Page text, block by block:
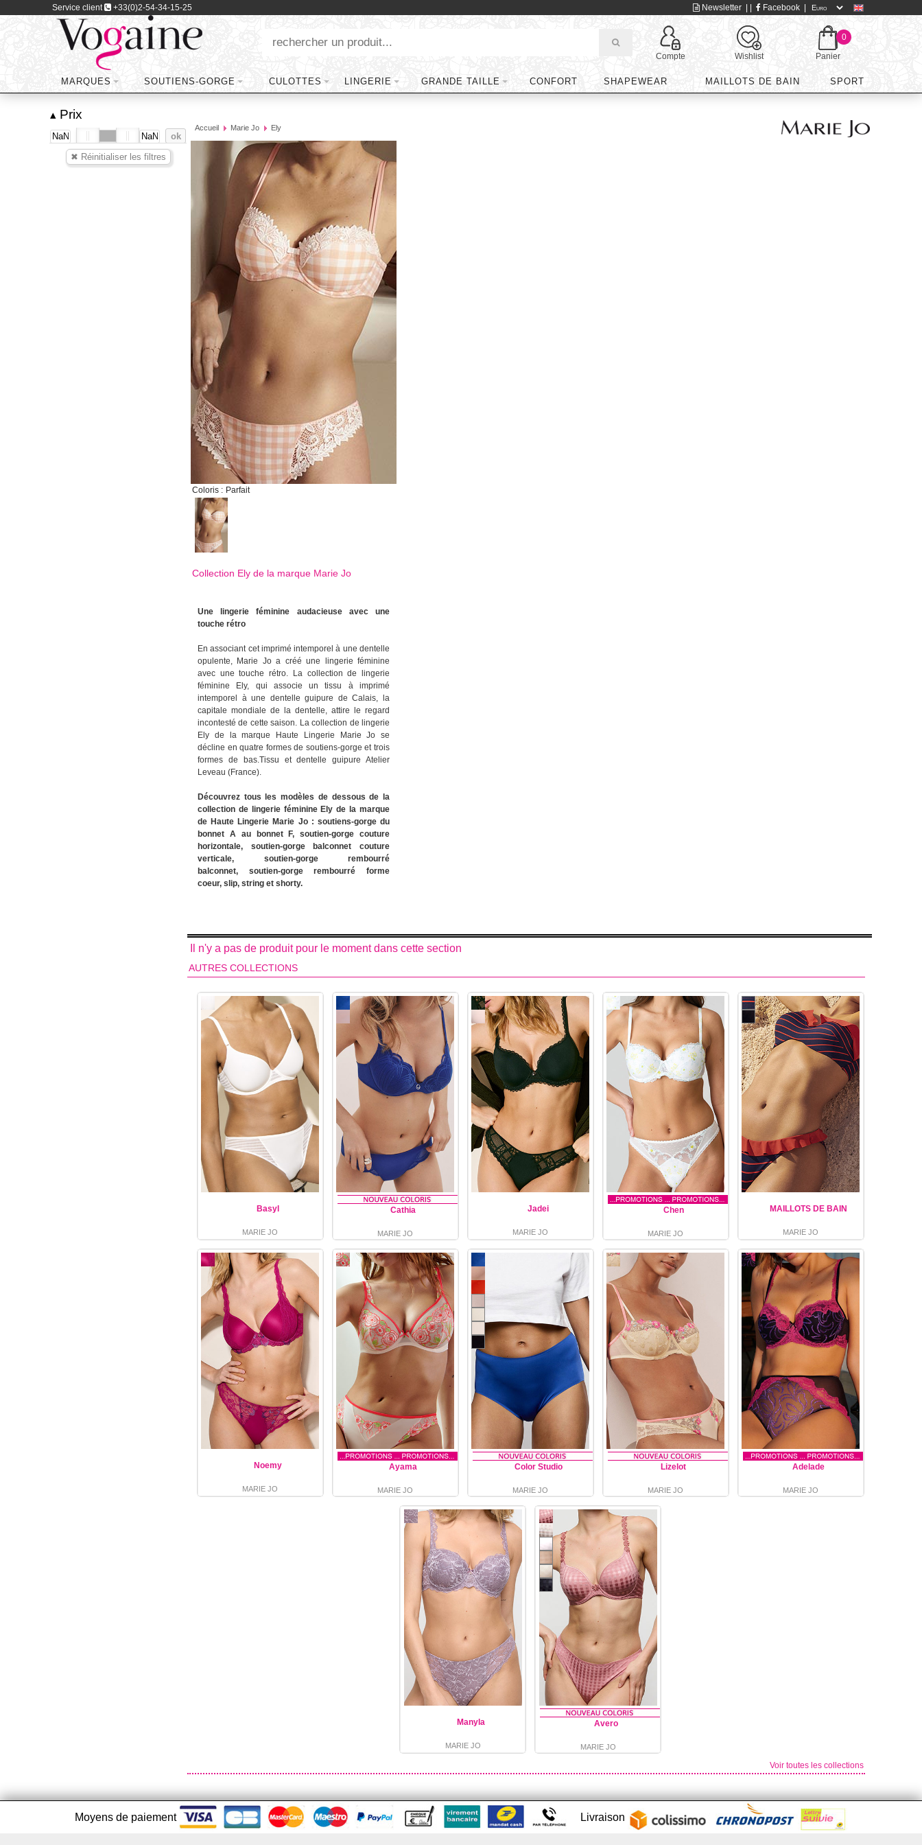
Service client +33(0)2-54-34-15-25 Newsletter Facebook
Compte Wishlist
0
Panier
MARQUES SOUTIENS-GORGE CULOTTES LINGERIE GRANDE TAILLE CONFORT SHAPEWEAR MAILLOTS DE BAIN SPORT
▴ Prix
Accueil Marie Jo Ely
Coloris : Parfait
Collection Ely de la marque Marie Jo
Une lingerie féminine audacieuse avec une
touche rétro
En associant cet imprimé intemporel à une dentelle
opulente, Marie Jo a créé une lingerie féminine
avec une touche rétro. La collection de lingerie
féminine Ely, qui associe un tissu à imprimé
intemporel à une dentelle guipure de Calais, la
capitale mondiale de la dentelle, attire le regard
incontesté de cette saison. La collection de lingerie
Ely de la marque Haute Lingerie Marie Jo se
décline en quatre formes de soutiens-gorge et trois
formes de bas.Tissu et dentelle guipure Atelier
Leveau (France).
Découvrez tous les modèles de dessous de la
collection de lingerie féminine Elyde la marque
de Haute Lingerie Marie Jo : soutiens-gorge du
bonnet A au bonnet F, soutien-gorgecouture
horizontale, soutien-gorge balconnet couture
verticale, soutien-gorge rembourré
balconnet, soutien-gorge rembourré forme
coeur, slip, string et shorty.
Il n'y a pas de produit pour le moment dans cette section
AUTRES COLLECTIONS
Basyl
MARIE JO
Cathia
MARIE JO
Jadei
MARIE JO
Chen
MARIE JO
MAILLOTS DE BAIN
MARIE JO
Noemy
MARIE JO
Ayama
MARIE JO
Color Studio
MARIE JO
Lizelot
MARIE JO
Adelade
MARIE JO
Manyla
MARIE JO
Avero
MARIE JO
Voir toutes les collections
Moyens de paiement Livraison